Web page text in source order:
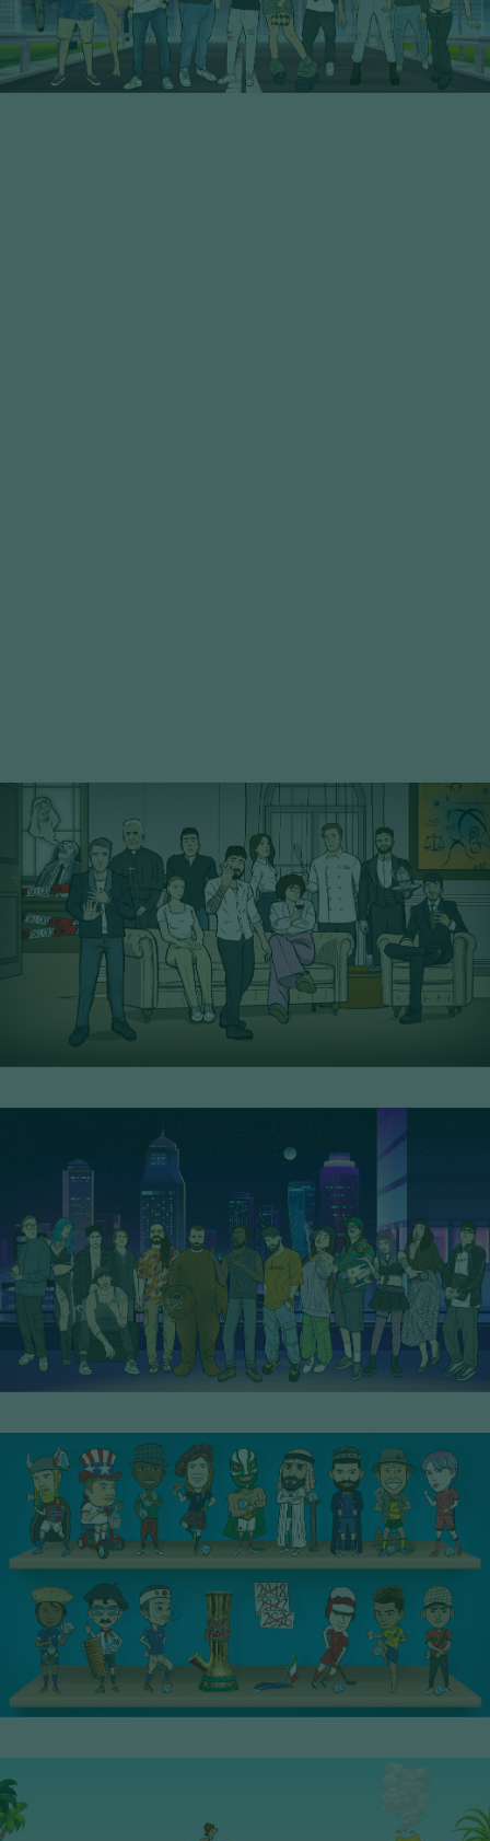
22° Serie - PoP Filters
SCOPRI I PERSONAGGI
23° Serie - PoP Filters
SCOPRI I PERSONAGGI
24° Serie - PoP Filters
SCOPRI I PERSONAGGI
25° Serie - PoP Filters